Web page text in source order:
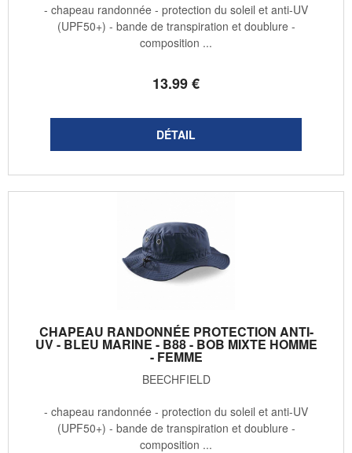
13.99€
- chapeau randonnée - protection du soleil et anti-UV
(UPF50+) - bande de transpiration et doublure -
composition ...
CHAPEAU RANDONNÉE PROTECTION ANTI-
UV - BLEU MARINE - B88 - BOB MIXTE HOMME
- FEMME
BEECHFIELD
- chapeau randonnée - protection du soleil et anti-UV
(UPF50+) - bande de transpiration et doublure -
composition ...